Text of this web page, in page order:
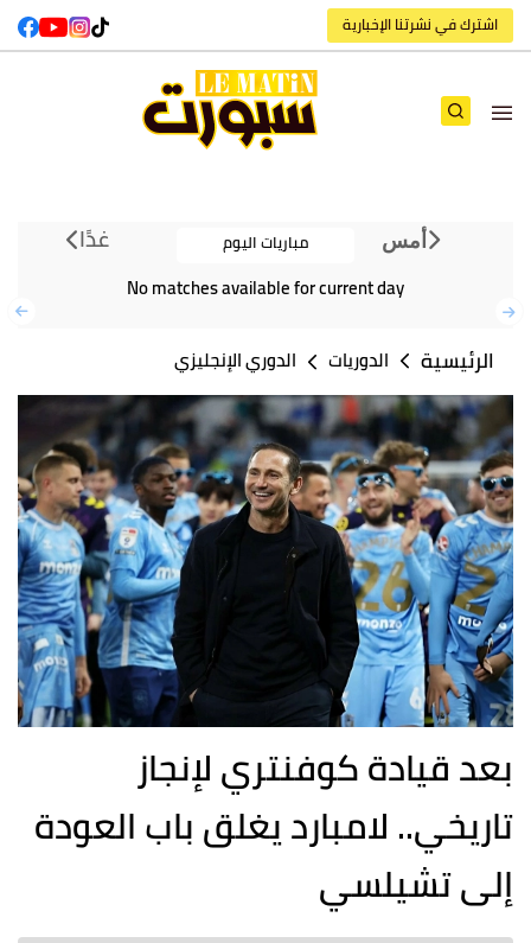
اشترك في نشرتنا الإخبارية
أمس مباريات اليوم غدًا
No matches available for current day
الرئيسية الدوريات الدوري الإنجليزي
بعد قيادة كوفنتري لإنجاز
تاريخي.. لامبارد يغلق باب العودة
إلى تشيلسي